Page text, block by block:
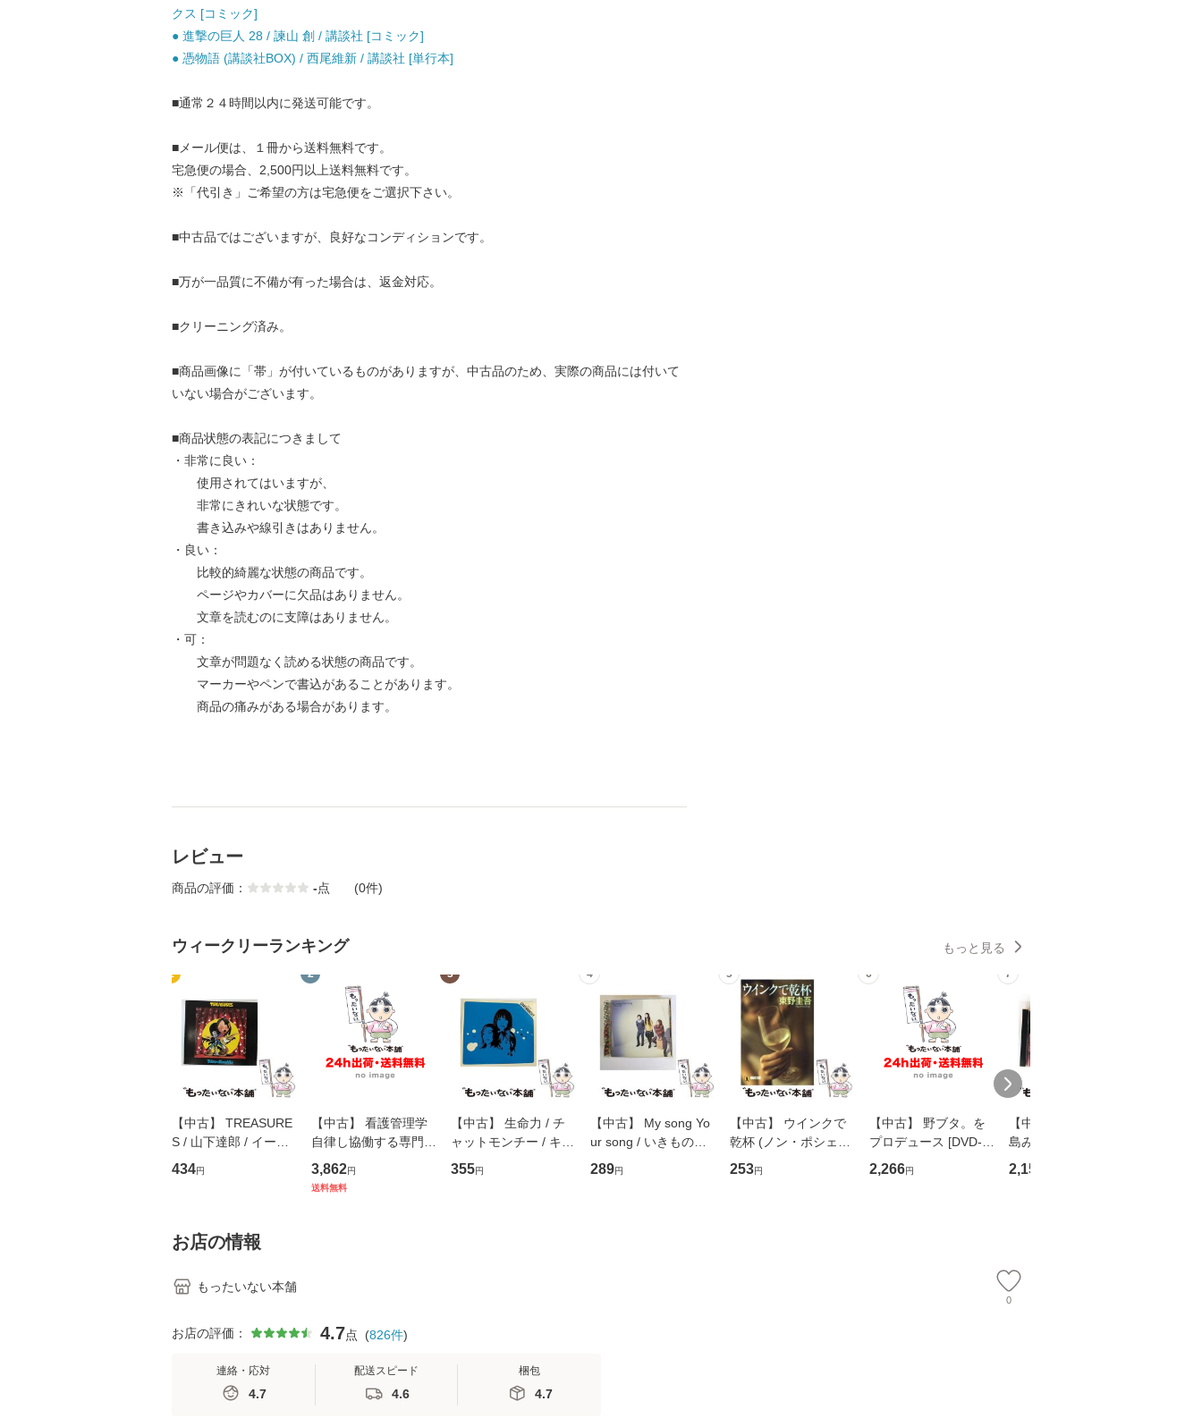
クス [コミック]
● 進撃の巨人 28 / 諫山 創 / 講談社 [コミック]
● 憑物語 (講談社BOX) / 西尾維新 / 講談社 [単行本]
■通常２４時間以内に発送可能です。
■メール便は、１冊から送料無料です。
宅急便の場合、2,500円以上送料無料です。
※「代引き」ご希望の方は宅急便をご選択下さい。
■中古品ではございますが、良好なコンディションです。
■万が一品質に不備が有った場合は、返金対応。
■クリーニング済み。
■商品画像に「帯」が付いているものがありますが、中古品のため、実際の商品には付いて
いない場合がございます。
■商品状態の表記につきまして
・非常に良い：
使用されてはいますが、
非常にきれいな状態です。
書き込みや線引きはありません。
・良い：
比較的綺麗な状態の商品です。
ページやカバーに欠品はありません。
文章を読むのに支障はありません。
・可：
文章が問題なく読める状態の商品です。
マーカーやペンで書込があることがあります。
商品の痛みがある場合があります。
レビュー
商品の評価： -点 (0件)
ウィークリーランキング もっと見る
1
【中古】 TREASURE
S / 山下達郎 / イース
トウエスト・ジャパン
[CD]【メール便送料無
434円
2
【中古】 看護管理学
自律し協働する専門職
の看護マネジメントス
キル 改訂第3版 (看護
3,862円
送料無料
3
【中古】 生命力 / チ
ャットモンチー / キュ
ーンレコード [CD]
【メール便送料無料】
355円
4
【中古】 My song Yo
ur song / いきものが
かり / [CD]【メール便
送料無料】
289円
5
【中古】 ウインクで
乾杯 (ノン・ポシェッ
ト) / 東野圭吾 / 祥伝
社 [文庫]【メール便送
253円
6
【中古】 野ブタ。を
プロデュース [DVD-B
OX] / バップ [DVD]
【メール便送料無料】
2,266円
7
【中古】 寒水魚 / 中
島みゆき / [CD]【メー
ル便送料無料】
2,150
お店の情報
もったいない本舗
0
お店の評価： 4.7点 (826件)
連絡・応対
4.7
配送スピード
4.6
梱包
4.7